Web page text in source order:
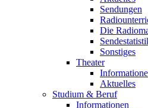
Sendungen
Die
Sonstiges
Theater
Aktuelles
Studium & Beruf
Informationen